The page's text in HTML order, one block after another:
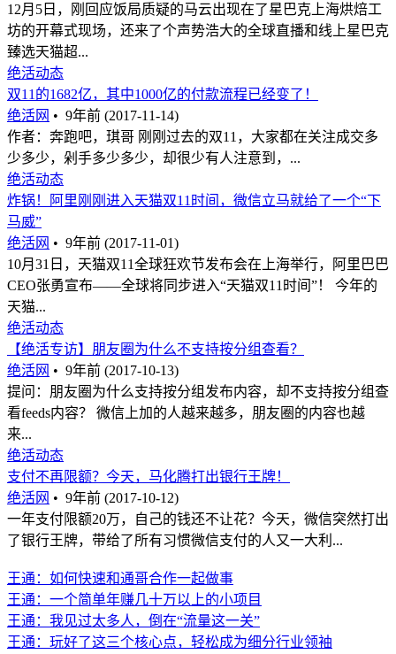
12月5日，刚回应饭局质疑的马云出现在了星巴克上海烘焙工
坊的开幕式现场，还来了个声势浩大的全球直播和线上星巴克
臻选天猫超...
绝活动态
双11的1682亿，其中1000亿的付款流程已经变了！
绝活网 • 9年前 (2017-11-14)
作者：奔跑吧，琪哥 刚刚过去的双11，大家都在关注成交多
少多少，剁手多少多少，却很少有人注意到，...
绝活动态
炸锅！阿里刚刚进入天猫双11时间，微信立马就给了一个“下
马威”
绝活网 • 9年前 (2017-11-01)
10月31日，天猫双11全球狂欢节发布会在上海举行，阿里巴巴
CEO张勇宣布——全球将同步进入“天猫双11时间”！ 今年的
天猫...
绝活动态
【绝活专访】朋友圈为什么不支持按分组查看？
绝活网 • 9年前 (2017-10-13)
提问：朋友圈为什么支持按分组发布内容，却不支持按分组查
看feeds内容？ 微信上加的人越来越多，朋友圈的内容也越
来...
绝活动态
支付不再限额？今天，马化腾打出银行王牌！
绝活网 • 9年前 (2017-10-12)
一年支付限额20万，自己的钱还不让花？今天，微信突然打出
了银行王牌，带给了所有习惯微信支付的人又一大利...
王通：如何快速和通哥合作一起做事
王通：一个简单年赚几十万以上的小项目
王通：我见过太多人，倒在“流量这一关”
王通：玩好了这三个核心点，轻松成为细分行业领袖